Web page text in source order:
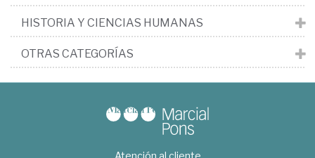
HISTORIA Y CIENCIAS HUMANAS
OTRAS CATEGORÍAS
Atención al cliente